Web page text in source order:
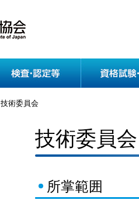
協会案内
技術委員会
技術委員会
所掌範囲